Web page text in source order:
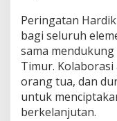
Peringatan
bagi seluruh
sama mendukung
Timur.
orang tua, dan
untuk
berkelanjutan.